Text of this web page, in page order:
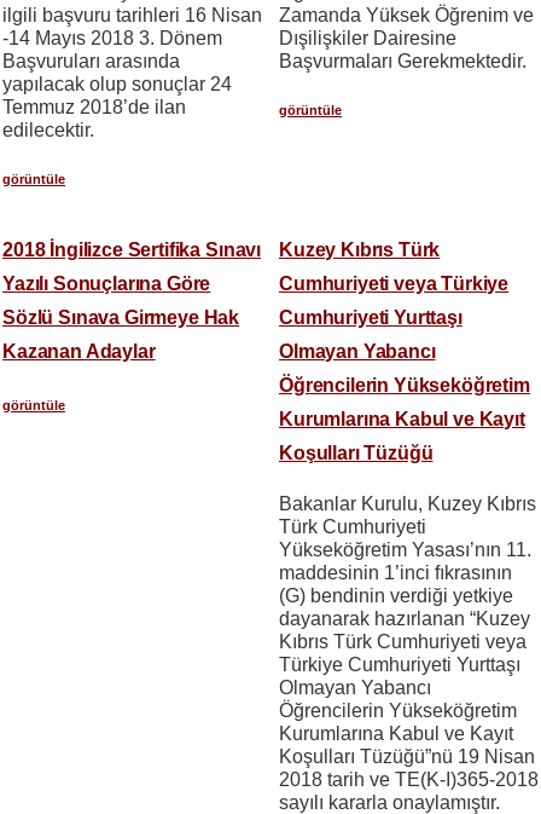
ilgili başvuru tarihleri 16 Nisan
-14 Mayıs 2018 3. Dönem
Başvuruları arasında
yapılacak olup sonuçlar 24
Temmuz 2018’de ilan
edilecektir.
görüntüle
Zamanda Yüksek Öğrenim ve
Dışilişkiler Dairesine
Başvurmaları Gerekmektedir.
görüntüle
2018 İngilizce Sertifika Sınavı
Yazılı Sonuçlarına Göre
Sözlü Sınava Girmeye Hak
Kazanan Adaylar
görüntüle
Kuzey Kıbrıs Türk
Cumhuriyeti veya Türkiye
Cumhuriyeti Yurttaşı
Olmayan Yabancı
Öğrencilerin Yükseköğretim
Kurumlarına Kabul ve Kayıt
Koşulları Tüzüğü
Bakanlar Kurulu, Kuzey Kıbrıs
Türk Cumhuriyeti
Yükseköğretim Yasası’nın 11.
maddesinin 1’inci fıkrasının
(G) bendinin verdiği yetkiye
dayanarak hazırlanan “Kuzey
Kıbrıs Türk Cumhuriyeti veya
Türkiye Cumhuriyeti Yurttaşı
Olmayan Yabancı
Öğrencilerin Yükseköğretim
Kurumlarına Kabul ve Kayıt
Koşulları Tüzüğü”nü 19 Nisan
2018 tarih ve TE(K-I)365-2018
sayılı kararla onaylamıştır.